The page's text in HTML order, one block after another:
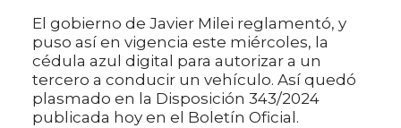
El gobierno de Javier Milei reglamentó, y
puso así en vigencia este miércoles, la
cédula azul digital para autorizar a un
tercero a conducir un vehículo. Así quedó
plasmado en la Disposición 343/2024
publicada hoy en el Boletín Oficial.